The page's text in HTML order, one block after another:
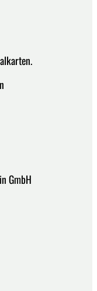
GmbH